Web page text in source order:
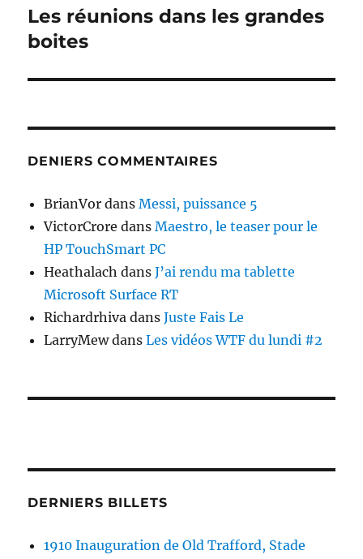
Publication
suivante :
Les réunions dans les grandes
boites
DENIERS COMMENTAIRES
BrianVor dansMessi, puissance 5
VictorCrore dansMaestro, le teaser pour le
HP TouchSmart PC
Heathalach dansJ’ai rendu ma tablette
Microsoft Surface RT
Richardrhiva dansJuste Fais Le
LarryMewdansLes vidéos WTF du lundi #2
DERNIERS BILLETS
1910 Inauguration de Old Trafford, Stade